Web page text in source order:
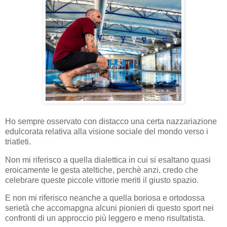
Ho sempre osservato con distacco una certa nazzariazione
edulcorata relativa alla visione sociale del mondo verso i
triatleti.
Non mi riferisco a quella dialettica in cui si esaltano quasi
eroicamente le gesta ateltiche, perchè anzi, credo che
celebrare queste piccole vittorie meriti il giusto spazio.
E non mi riferisco neanche a quella boriosa e ortodossa
serietà che accomapgna alcuni pionieri di questo sport nei
confronti di un approccio più leggero e meno risultatista.